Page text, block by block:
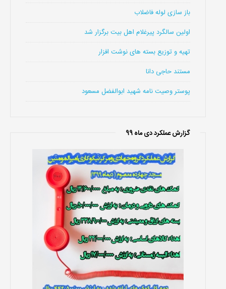
باز سازی لوله فاضلاب
اولین سالگرد پیرغلام اهل بیت برگزار شد
تهیه و توزیع بسته های نوشت افزار
مستند حاجی دانا
پوستر وصیت نامه شهید ابوالفضل مسعود
گزارش عملکرد دی ماه 99